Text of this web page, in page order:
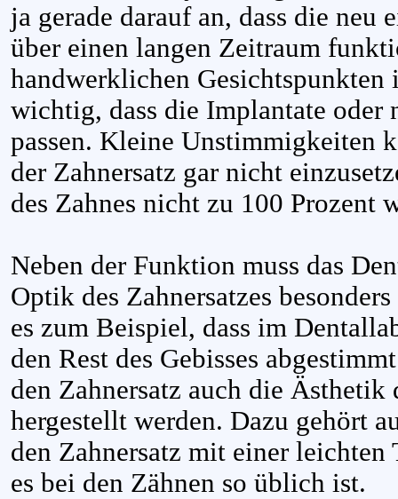
ja gerade darauf an, dass die neu
über einen langen Zeitraum
handwerklichen Gesichtspunkten
wichtig, dass die Implantate oder
passen. Kleine Unstimmigkeiten
der Zahnersatz gar nicht
des Zahnes nicht zu 100 Prozent
Neben der Funktion muss das
Optik des Zahnersatzes
es zum Beispiel, dass im
den Rest des Gebisses
den Zahnersatz auch die Ästhetik
hergestellt werden. Dazu gehört
den Zahnersatz mit einer leichten
es bei den Zähnen so üblich ist.